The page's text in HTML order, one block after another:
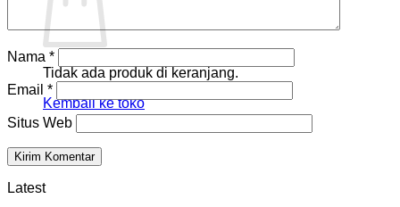
Tidak ada produk di keranjang.
Kembali ke toko
Nama *
Email *
Situs Web
Latest